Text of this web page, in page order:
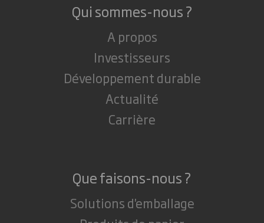
Qui sommes-nous ?
A propos
Investisseurs
Développement durable
Actualité
Carrière
Que faisons-nous ?
Solutions d'emballage